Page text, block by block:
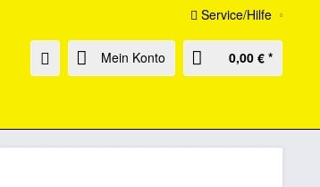
Service/Hilfe
Mein Konto 0,00 € *